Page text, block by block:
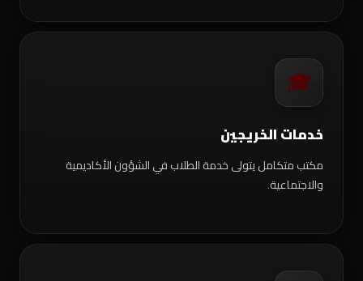
🎓
خدمات الخريجين
مكتب متكامل يتولى خدمة الطلاب في الشؤون الأكاديمية
والاجتماعية.